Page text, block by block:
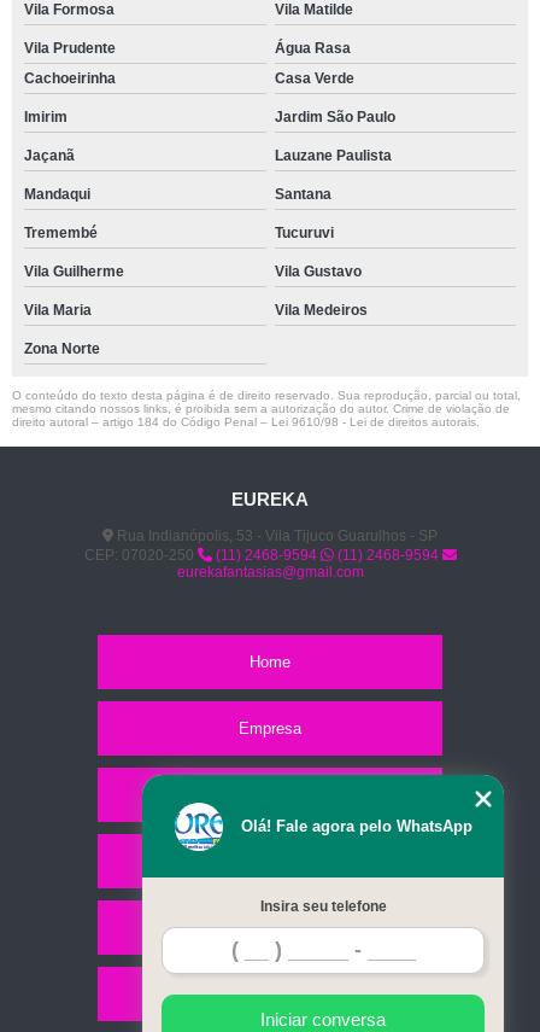
Vila Formosa Vila Matilde
Vila Prudente
Água Rasa
Cachoeirinha
Casa Verde
Imirim Jardim São Paulo
Jaçanã Lauzane Paulista
Mandaqui Santana
Tremembé Tucuruvi
Vila Guilherme Vila Gustavo
Vila Maria Vila Medeiros
Zona Norte
O conteúdo do texto desta página é de direito reservado. Sua reprodução, parcial ou total,
mesmo citando nossos links, é proibida sem a autorização do autor. Crime de violação de
direito autoral – artigo 184 do Código Penal – Lei 9610/98 - Lei de direitos autorais
EUREKA
Rua Indianópolis, 53 - Vila Tijuco Guarulhos - SP
CEP: 07020-250
(11) 2468-9594
(11) 2468-9594
eurekafantasias@gmail.com
Home
Empresa
Contato
Mapa do site
Olá! Fale agora pelo WhatsApp
Insira seu telefone
Iniciar conversa